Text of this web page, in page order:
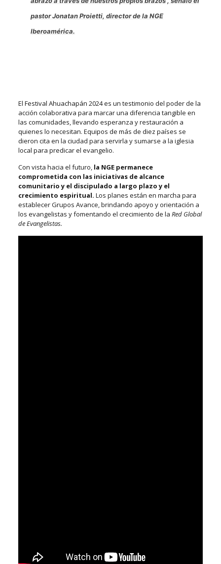
pastor Jonatan Proietti, director de la NGE
Iberoamérica.
El Festival Ahuachapán 2024 es un testimonio del poder de la
acción colaborativa para marcar una diferencia tangible en
las comunidades, llevando esperanza y restauración a
quienes lo necesitan. Equipos de más de diez países se
dieron cita en la ciudad para servirla y sumarse a la iglesia
local para predicar el evangelio.
Con vista hacia el futuro,la NGE permanece
comprometida con las iniciativas de alcance
comunitario y el discipulado a largo plazo y el
crecimiento espiritual. Los planes están en marcha para
establecer Grupos Avance, brindando apoyo y orientación a
los evangelistas y fomentando el crecimiento de la Red Global
de Evangelistas.